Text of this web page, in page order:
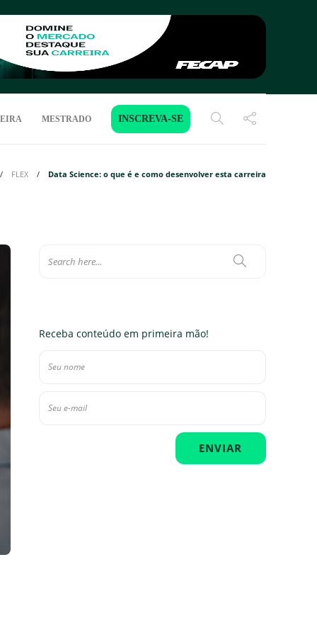
MESTRADO INSCREVA-SE
FLEX Data Science: o que é e como desenvolver esta carreira
Receba conteúdo em primeira mão!